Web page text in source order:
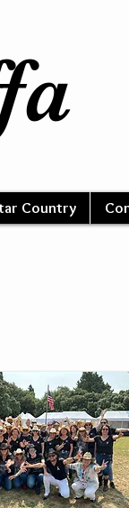
Country